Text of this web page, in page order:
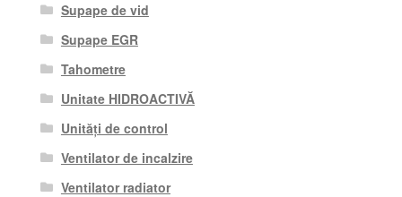
Supape de vid
Supape EGR
Tahometre
Unitate HIDROACTIVĂ
Unități de control
Ventilator de incalzire
Ventilator radiator